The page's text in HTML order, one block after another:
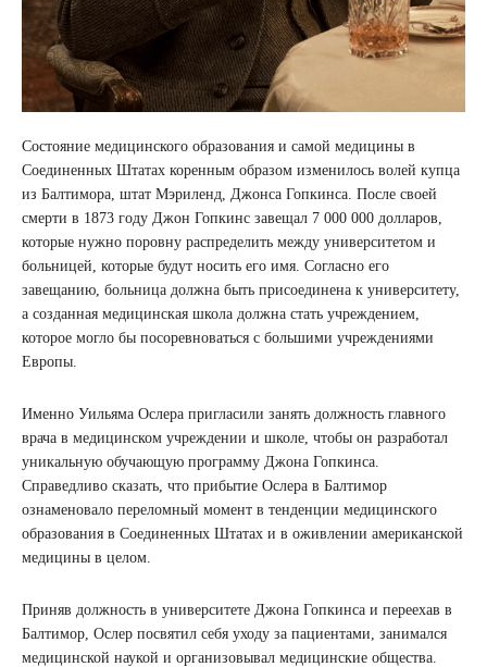
Состояние медицинского образования и самой медицины в
Соединенных Штатах коренным образом изменилось волей купца
из Балтимора, штат Мэриленд, Джонса Гопкинса. После своей
смерти в 1873 году Джон Гопкинс завещал 7 000 000 долларов,
которые нужно поровну распределить между университетом и
больницей, которые будут носить его имя. Согласно его
завещанию, больница должна быть присоединена к университету,
а созданная медицинская школа должна стать учреждением,
которое могло бы посоревноваться с большими учреждениями
Европы.
Именно Уильяма Ослера пригласили занять должность главного
врача в медицинском учреждении и школе, чтобы он разработал
уникальную обучающую программу Джона Гопкинса.
Справедливо сказать, что прибытие Ослера в Балтимор
ознаменовало переломный момент в тенденции медицинского
образования в Соединенных Штатах и ​​в оживлении американской
медицины в целом.
Приняв должность в университете Джона Гопкинса и переехав в
Балтимор, Ослер посвятил себя уходу за пациентами, занимался
медицинской наукой и организовывал медицинские общества.